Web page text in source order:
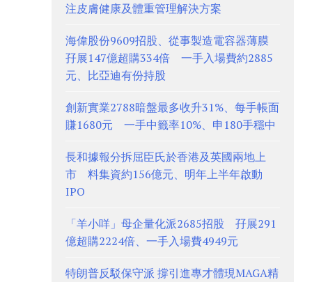
注皮膚健康及體重管理解決方案
海偉股份9609招股、從事製造電容器薄膜
孖展147億超購334倍 一手入場費約2885
元、比亞迪有份持股
創新實業2788暗盤最多收升31%、每手帳面
賺1680元 一手中籤率10%、申180手穩中
長和據報分拆屈臣氏於香港及英國兩地上
市 料集資約156億元、明年上半年啟動
IPO
「羊小咩」母企量化派2685招股 孖展291
億超購2224倍、一手入場費4949元
特朗普反駁保守派 撐引進專才體現MAGA精